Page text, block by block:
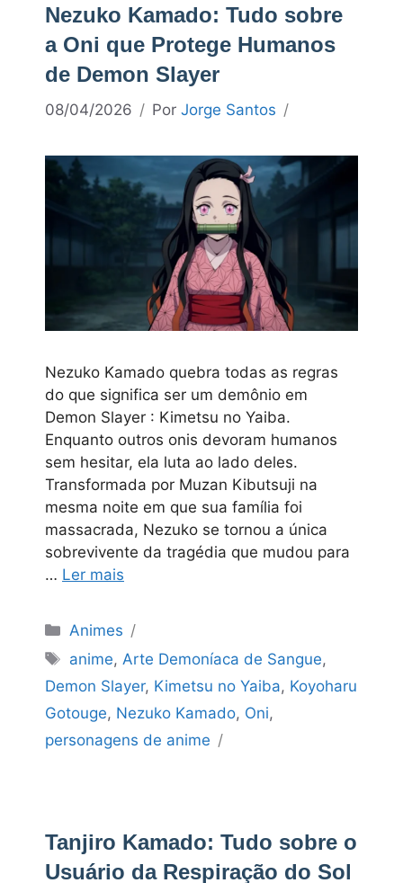
Nezuko Kamado: Tudo sobre
a Oni que Protege Humanos
de Demon Slayer
08/04/2026 Por Jorge Santos
Nezuko Kamado quebra todas as regras
do que significa ser um demônio em
Demon Slayer : Kimetsu no Yaiba.
Enquanto outros onis devoram humanos
sem hesitar, ela luta ao lado deles.
Transformada por Muzan Kibutsuji na
mesma noite em que sua família foi
massacrada, Nezuko se tornou a única
sobrevivente da tragédia que mudou para
… Ler mais
Categorias
Animes
Tags
anime, Arte Demoníaca de Sangue,
Demon Slayer, Kimetsu no Yaiba, Koyoharu
Gotouge, Nezuko Kamado, Oni,
personagens de anime
Tanjiro Kamado: Tudo sobre o
Usuário da Respiração do Sol